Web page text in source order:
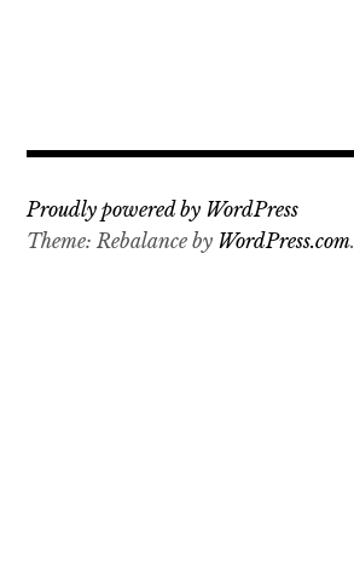
Proudly powered by WordPress
Theme: Rebalance by WordPress.com.